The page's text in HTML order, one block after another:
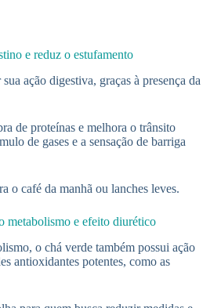
e reduz o estufamento
ação digestiva, graças à presença da
de proteínas e melhora o trânsito
de gases e a sensação de barriga
o café da manhã ou lanches leves.
metabolismo e efeito diurético
o chá verde também possui ação
antioxidantes potentes, como as